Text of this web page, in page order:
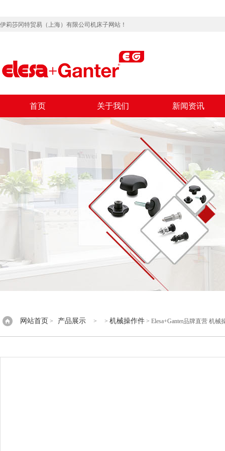
伊莉莎冈特贸易（上海）有限公司机床子网站！
首页 关于我们 新闻资讯
网站首页 > 产品展示 > > 机械操作件 > Elesa+Ganter品牌直营 机